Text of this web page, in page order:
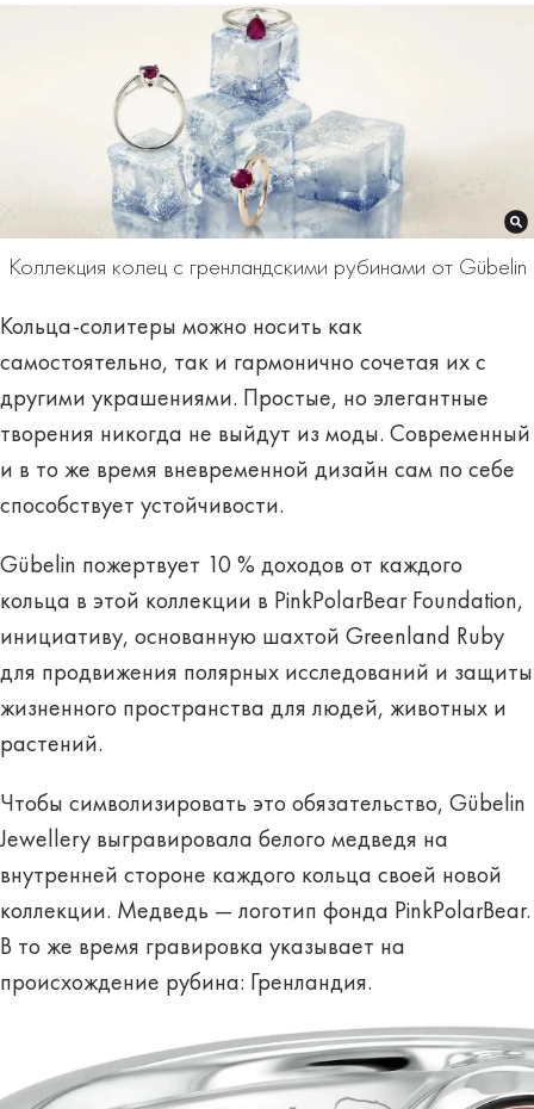
Коллекция колец с гренландскими рубинами от Gübelin
Кольца-солитеры можно носить как
самостоятельно, так и гармонично сочетая их с
другими украшениями. Простые, но элегантные
творения никогда не выйдут из моды. Современный
и в то же время вневременной дизайн сам по себе
способствует устойчивости.
Gübelin пожертвует 10 % доходов от каждого
кольца в этой коллекции в PinkPolarBear Foundation,
инициативу, основанную шахтой Greenland Ruby
для продвижения полярных исследований и защиты
жизненного пространства для людей, животных и
растений.
Чтобы символизировать это обязательство, Gübelin
Jewellery выгравировала белого медведя на
внутренней стороне каждого кольца своей новой
коллекции. Медведь — логотип фонда PinkPolarBear.
В то же время гравировка указывает на
происхождение рубина: Гренландия.